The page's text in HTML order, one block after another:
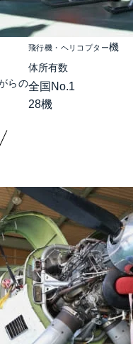
らの
飛行機・ヘリコプター機
体所有数
全国No.1
28機